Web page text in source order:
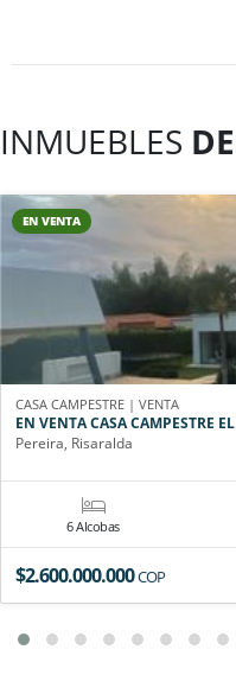
INMUEBLES
EN VENTA
CASA CAMPESTRE | VENTA
EN VENTA CASA CAMPESTRE
Pereira, Risaralda
6 Alcobas
$2.600.000.000COP